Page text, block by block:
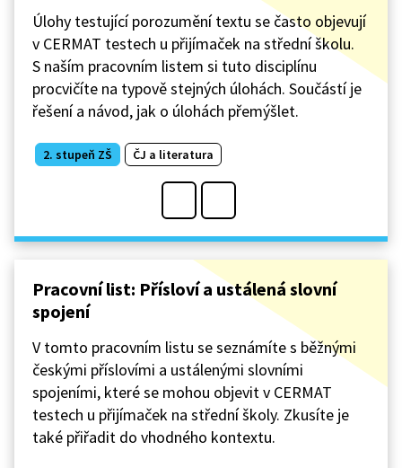
Úlohy testující porozumění textu se často objevují
v CERMAT testech u přijímaček na střední školu.
S naším pracovním listem si tuto disciplínu
procvičíte na typově stejných úlohách. Součástí je
řešení a návod, jak o úlohách přemýšlet.
2. stupeň ZŠ ČJ a literatura
Pracovní list: Přísloví a ustálená slovní
spojení
V tomto pracovním listu se seznámíte s běžnými
českými příslovími a ustálenými slovními
spojeními, které se mohou objevit v CERMAT
testech u přijímaček na střední školy. Zkusíte je
také přiřadit do vhodného kontextu.